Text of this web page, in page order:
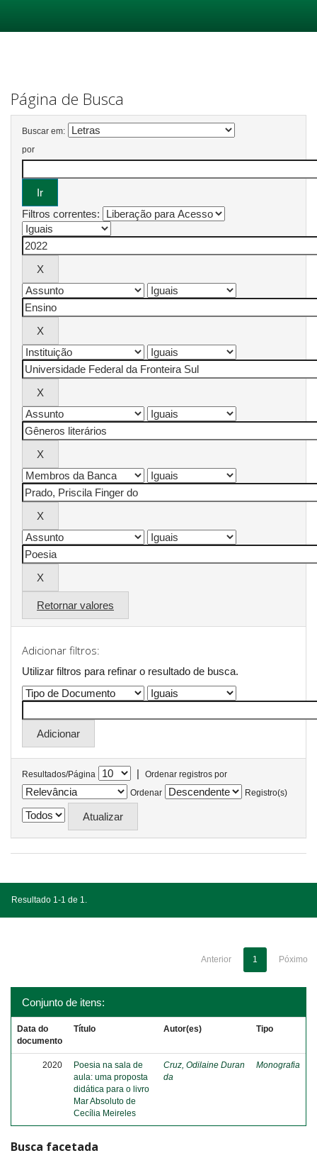
Página de Busca
Buscar em:
por
Filtros correntes:
Retornar valores
Adicionar filtros:
Utilizar filtros para refinar o resultado de busca.
Resultados/Página |
Ordenar registros por
Ordenar
Registro(s)
Resultado 1-1 de 1.
Anterior 1 Póximo
Conjunto de itens:
Data do
documento
Título Autor(es) Tipo
2020
Poesia na sala de
aula: uma proposta
didática para o livro
Mar Absoluto de
Cecília Meireles
Cruz, Odilaine Duran
da
Monografia
Busca facetada